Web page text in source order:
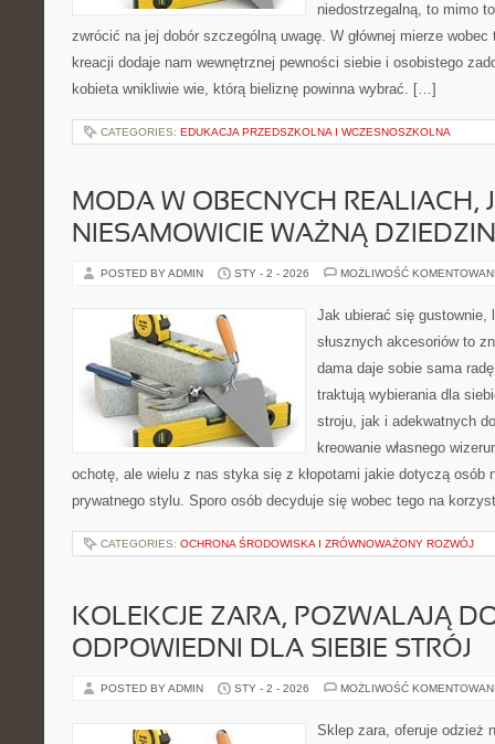
niedostrzegalną, to mimo
zwrócić na jej dobór szczególną uwagę. W głównej mierze
kreacji dodaje nam wewnętrznej pewności siebie i osobistego
kobieta wnikliwie wie, którą bieliznę powinna wybrać. […]
CATEGORIES: EDUKACJA PRZEDSZKOLNA I WCZESNOSZKOLNA
MODA W OBECNYCH REALIACH,
NIESAMOWICIE WAŻNĄ
POSTED BY ADMIN STY - 2 - 2026 MOŻLIWOŚĆ
Jak ubierać się gustownie,
słusznych akcesoriów to
dama daje sobie sama
traktują wybierania dla
stroju, jak i adekwatnych
kreowanie własnego
ochotę, ale wielu z nas styka się z kłopotami jakie dotyczą osób
prywatnego stylu. Sporo osób decyduje się wobec tego na
CATEGORIES: OCHRONA ŚRODOWISKA I ZRÓWNOWAŻONY ROZWÓJ
KOLEKCJE ZARA, POZWALAJĄ
ODPOWIEDNI DLA SIEBIE STRÓJ
POSTED BY ADMIN STY - 2 - 2026 MOŻLIWOŚĆ
Sklep zara, oferuje odzież